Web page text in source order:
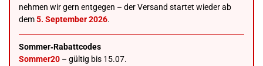
nehmen wir gern entgegen – der Versand startet wieder ab
dem5. September 2026.
Sommer‑Rabattcodes
Sommer20 – gültig bis 15.07.